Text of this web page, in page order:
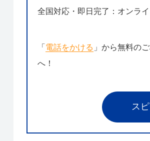
全国対応・即日完了：オンラ
「 電話をかける 」から無料の
へ！
ス